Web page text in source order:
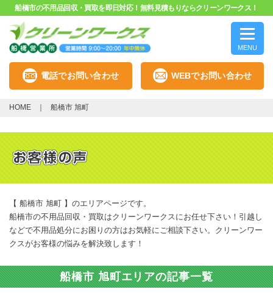
船橋市の不用品回収・買取を即日対応！無料見積もりならクリーンワークス！
MENU
電話でお問い合わせ WEBでお問い合わせ
HOME 船橋市 旭町
【 船橋市 旭町 】のエリアページです。
船橋市の不用品回収・買取はクリーンワークスにお任せ下さい！引越し
などで不用品処分にお困りの方はお気軽にご相談下さい。クリーンワー
クスがお客様の悩みを解決致します！
船橋市 旭町エリアの記事一覧